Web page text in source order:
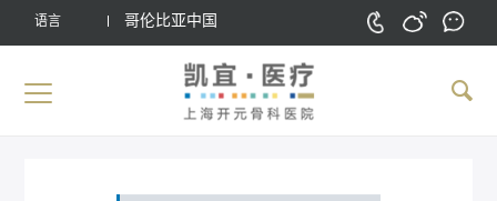
语言 哥伦比亚中国